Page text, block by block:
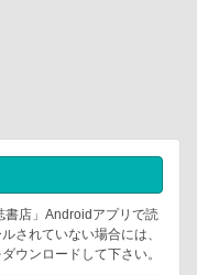
書店」Androidアプリで読
されていない場合には、
ウンロードして下さい。